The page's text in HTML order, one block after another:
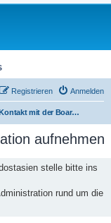
Anmelden
Registrieren
Kontakt mit der Board-Administration aufnehmen
aufnehmen
stelle bitte ins
rund um die